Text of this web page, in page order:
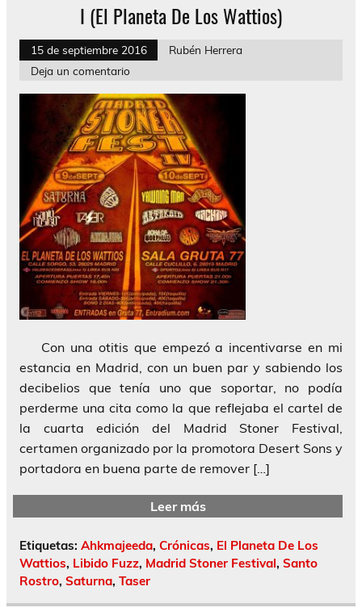
I (El Planeta De Los Wattios)
15 de septiembre 2016
Rubén Herrera
Deja un comentario
Con una otitis que empezó a incentivarse en mi
estancia en Madrid, con un buen par y sabiendo los
decibelios que tenía uno que soportar, no podía
perderme una cita como la que reflejaba el cartel de
la cuarta edición del Madrid Stoner Festival,
certamen organizado por la promotora Desert Sons y
portadora en buena parte de remover […]
Leer más
Etiquetas: Ahkmajeeda, Crónicas, El Planeta De Los
Wattios, Libido Fuzz, Madrid Stoner Festival, Santo
Rostro, Saturna, Taser